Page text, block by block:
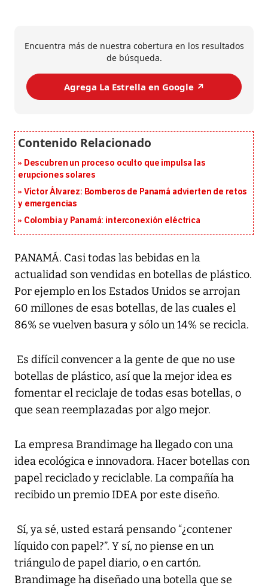
Encuentra más de nuestra cobertura en los resultados
de búsqueda.
Agrega La Estrella en Google ↗️
Descubren un proceso oculto que impulsa las
erupciones solares
Víctor Álvarez: Bomberos de Panamá advierten de retos
y emergencias
Colombia y Panamá: interconexión eléctrica
PANAMÁ. Casi todas las bebidas en la
actualidad son vendidas en botellas de plástico.
Por ejemplo en los Estados Unidos se arrojan
60 millones de esas botellas, de las cuales el
86% se vuelven basura y sólo un 14% se recicla.
Es difícil convencer a la gente de que no use
botellas de plástico, así que la mejor idea es
fomentar el reciclaje de todas esas botellas, o
que sean reemplazadas por algo mejor.
La empresa Brandimage ha llegado con una
idea ecológica e innovadora. Hacer botellas con
papel reciclado y reciclable. La compañía ha
recibido un premio IDEA por este diseño.
Sí, ya sé, usted estará pensando “¿contener
líquido con papel?”. Y sí, no piense en un
triángulo de papel diario, o en cartón.
Brandimage ha diseñado una botella que se